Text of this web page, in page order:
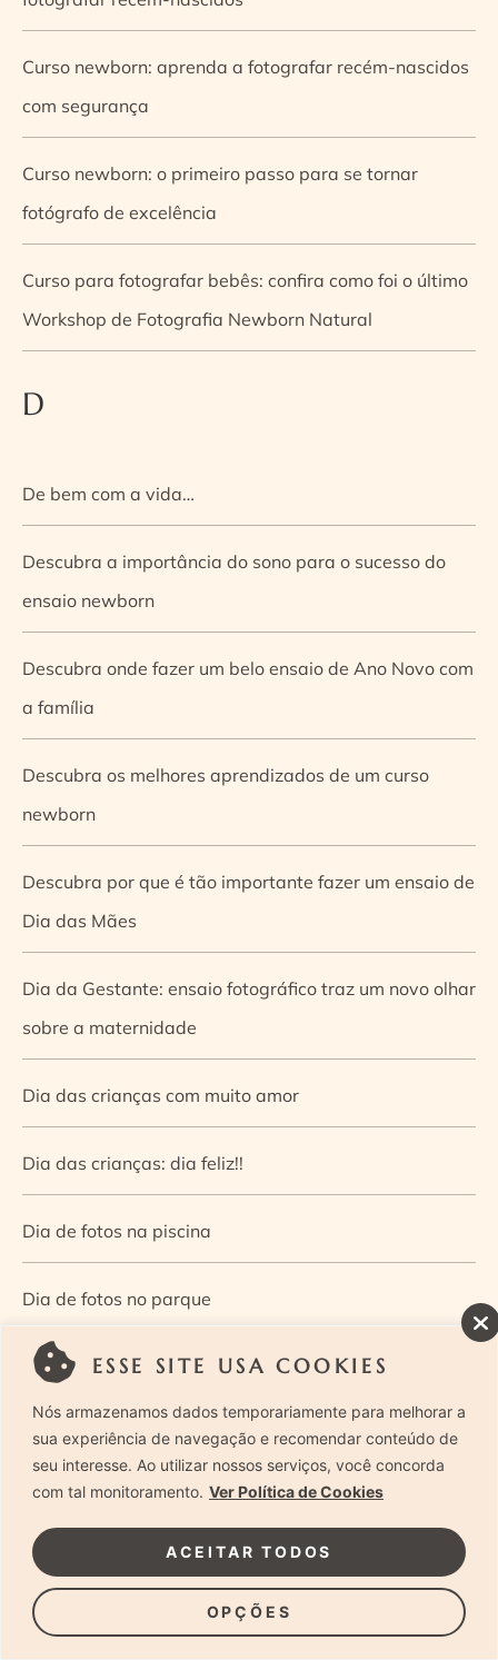
ESSE SITE USA COOKIES
Nós armazenamos dados temporariamente para melhorar a
sua experiência de navegação e recomendar conteúdo de
seu interesse. Ao utilizar nossos serviços, você concorda
com tal monitoramento. Ver Política de Cookies
OPÇÕES
ACEITAR TODOS
Curso newborn: aprenda a fotografar recém-nascidos
com segurança
Curso newborn: o primeiro passo para se tornar
fotógrafo de excelência
Curso para fotografar bebês: confira como foi o último
Workshop de Fotografia Newborn Natural
D
De bem com a vida…
Descubra a importância do sono para o sucesso do
ensaio newborn
Descubra onde fazer um belo ensaio de Ano Novo com
a família
Descubra os melhores aprendizados de um curso
newborn
Descubra por que é tão importante fazer um ensaio de
Dia das Mães
Dia da Gestante: ensaio fotográfico traz um novo olhar
sobre a maternidade
Dia das crianças com muito amor
Dia das crianças: dia feliz!!
Dia de fotos na piscina
Dia de fotos no parque
Dia dos Pais — Guia de ensaios fotográficos
Dia Mundial da Infância: como a fotografia ajuda a
construir a memória e a identidade da criança
Diário de uma grávida e sua pequena
Dica de especialista: como otimizar o fluxo de trabalho